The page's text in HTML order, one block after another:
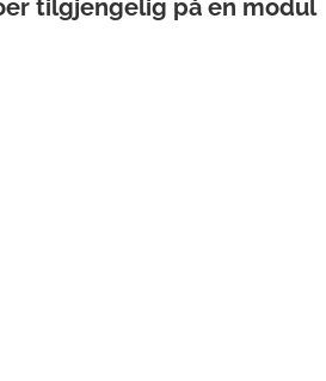
tilgjengelig på en modul